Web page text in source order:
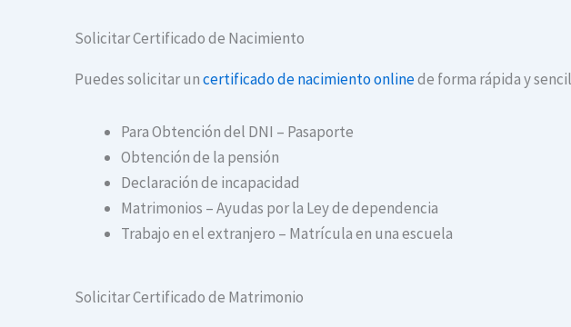
Solicitar Certificado de Nacimiento
Puedes solicitar uncertificado de nacimiento onlinede forma rápida y
Para Obtención del DNI – Pasaporte
Obtención de la pensión
Declaración de incapacidad
Matrimonios – Ayudas por la Ley de dependencia
Trabajo en el extranjero – Matrícula en una escuela
Solicitar Certificado de Matrimonio